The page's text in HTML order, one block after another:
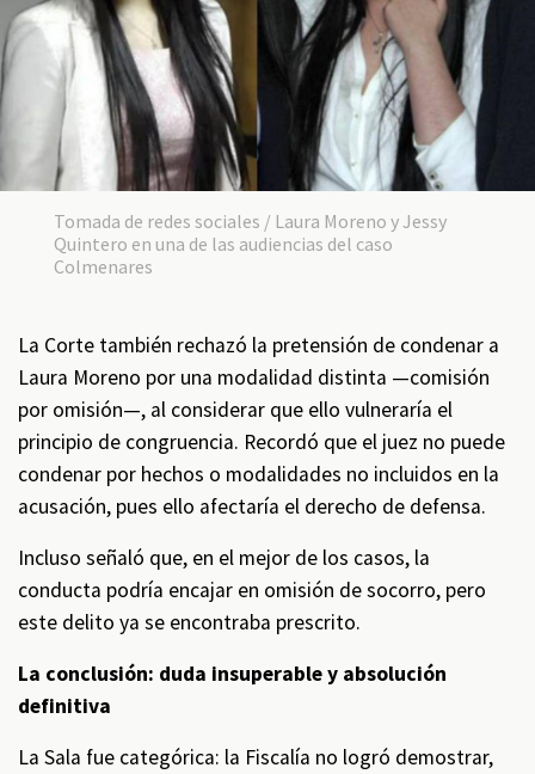
Tomada de redes sociales / Laura Moreno y Jessy
Quintero en una de las audiencias del caso
Colmenares
La Corte también rechazó la pretensión de condenar a
Laura Moreno por una modalidad distinta —comisión
por omisión—, al considerar que ello vulneraría el
principio de congruencia. Recordó que el juez no puede
condenar por hechos o modalidades no incluidos en la
acusación, pues ello afectaría el derecho de defensa.
Incluso señaló que, en el mejor de los casos, la
conducta podría encajar en omisión de socorro, pero
este delito ya se encontraba prescrito.
La conclusión: duda insuperable y absolución
definitiva
La Sala fue categórica: la Fiscalía no logró demostrar,